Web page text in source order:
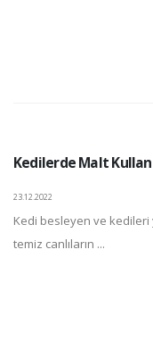
Kedilerde Malt
23.12.2022
Kedi besleyen ve kedileri
temiz canlıların ...